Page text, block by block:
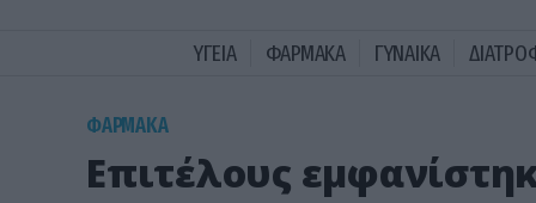
ΥΓΕΙΑ ΦΑΡΜΑΚΑ ΓΥΝΑΙΚΑ
ΦΑΡΜΑΚΑ
Επιτέλους